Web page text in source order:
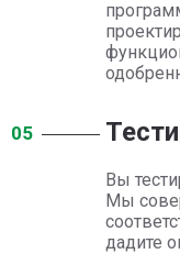
05
Вы
Мы
дадите